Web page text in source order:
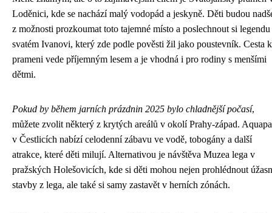
Loděnici, kde se nachází malý vodopád a jeskyně. Děti budou
z možnosti prozkoumat toto tajemné místo a poslechnout si legendu
svatém Ivanovi, který zde podle pověsti žil jako poustevník. Cesta k
prameni vede příjemným lesem a je vhodná i pro rodiny s menšími
dětmi.
Pokud by během jarních prázdnin 2025 bylo chladnější počasí,
můžete zvolit některý z krytých areálů v okolí Prahy-západ.
v Čestlicích nabízí celodenní zábavu ve vodě, tobogány a další
atrakce, které děti milují. Alternativou je návštěva Muzea lega v
pražských Holešovicích, kde si děti mohou nejen prohlédnout
stavby z lega, ale také si samy zastavět v herních zónách.